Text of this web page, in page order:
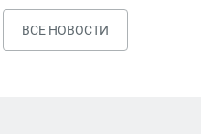
ВСЕ НОВОСТИ